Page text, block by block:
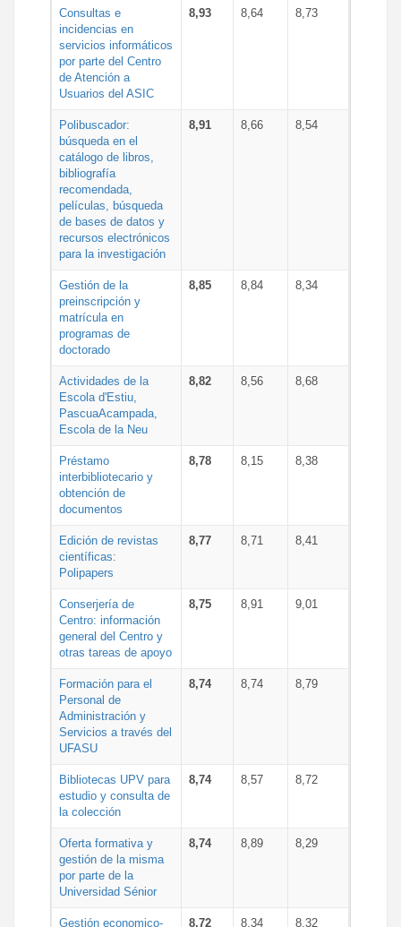
Consultas e
incidencias en
servicios informáticos
por parte del Centro
de Atención a
Usuarios del ASIC
8,93 8,64 8,73
Polibuscador:
búsqueda en el
catálogo de libros,
bibliografía
recomendada,
películas, búsqueda
de bases de datos y
recursos electrónicos
para la investigación
8,91 8,66 8,54
Gestión de la
preinscripción y
matrícula en
programas de
doctorado
8,85 8,84 8,34
Actividades de la
Escola d'Estiu,
PascuaAcampada,
Escola de la Neu
8,82 8,56 8,68
Préstamo
interbibliotecario y
obtención de
documentos
8,78 8,15 8,38
Edición de revistas
científicas:
Polipapers
8,77 8,71 8,41
Conserjería de
Centro: información
general del Centro y
otras tareas de apoyo
8,75 8,91 9,01
Formación para el
Personal de
Administración y
Servicios a través del
UFASU
8,74 8,74 8,79
Bibliotecas UPV para
estudio y consulta de
la colección
8,74 8,57 8,72
Oferta formativa y
gestión de la misma
por parte de la
Universidad Sénior
8,74 8,89 8,29
Gestión economico- 8,72 8,34 8,32